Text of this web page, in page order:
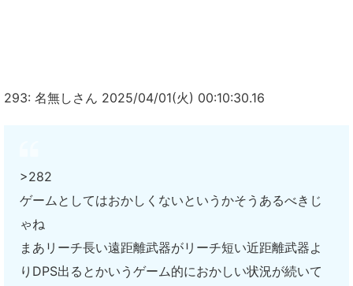
293: 名無しさん 2025/04/01(火) 00:10:30.16
>282
ゲームとしてはおかしくないというかそうあるべきじ
ゃね
まあリーチ長い遠距離武器がリーチ短い近距離武器よ
りDPS出るとかいうゲーム的におかしい状況が続いて